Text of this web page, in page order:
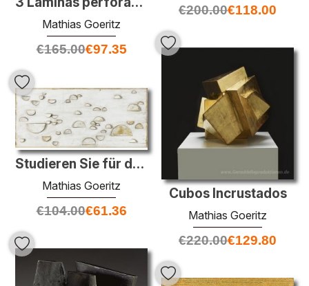
€200.00€118.00
Mathias Goeritz
€165.00€97.35
Cubos Incrustados
Mathias Goeritz
€220.00€129.80
Studieren Sie für das Wandbild für das Corporate Office Atlantic
Mathias Goeritz
€104.00€61.36